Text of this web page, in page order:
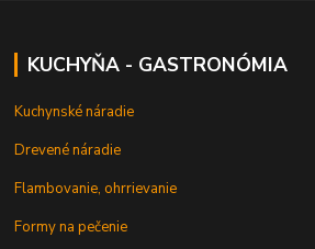
KUCHYŇA - GASTRONÓMIA
Kuchynské náradie
Drevené náradie
Flambovanie, ohrrievanie
Formy na pečenie